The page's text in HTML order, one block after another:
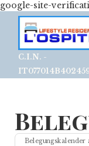
google-site-
C.I.N. -
B Matera
Belegungskalender